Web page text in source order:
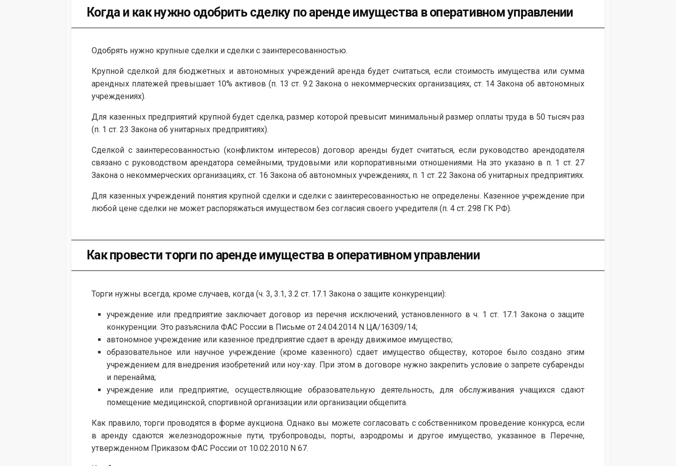
Когда и как нужно одобрить сделку по аренде имущества в оперативном управлении
Одобрять нужно крупные сделки и сделки с заинтересованностью.
Крупной сделкой для бюджетных и автономных учреждений аренда будет считаться, если стоимость имущества или сумма
арендных платежей превышает 10% активов (п. 13 ст. 9.2 Закона о некоммерческих организациях, ст. 14 Закона об автономных
учреждениях).
Для казенных предприятий крупной будет сделка, размер которой превысит минимальный размер оплаты труда в 50 тысяч раз
(п. 1 ст. 23 Закона об унитарных предприятиях).
Сделкой с заинтересованностью (конфликтом интересов) договор аренды будет считаться, если руководство арендодателя
связано с руководством арендатора семейными, трудовыми или корпоративными отношениями. На это указано в п. 1 ст. 27
Закона о некоммерческих организациях, ст. 16 Закона об автономных учреждениях, п. 1 ст. 22 Закона об унитарных предприятиях.
Для казенных учреждений понятия крупной сделки и сделки с заинтересованностью не определены. Казенное учреждение при
любой цене сделки не может распоряжаться имуществом без согласия своего учредителя (п. 4 ст. 298 ГК РФ).
Как провести торги по аренде имущества в оперативном управлении
Торги нужны всегда, кроме случаев, когда (ч. 3, 3.1, 3.2 ст. 17.1 Закона о защите конкуренции):
учреждение или предприятие заключает договор из перечня исключений, установленного в ч. 1 ст. 17.1 Закона о защите
конкуренции. Это разъяснила ФАС России в Письме от 24.04.2014 N ЦА/16309/14;
автономное учреждение или казенное предприятие сдает в аренду движимое имущество;
образовательное или научное учреждение (кроме казенного) сдает имущество обществу, которое было создано этим
учреждением для внедрения изобретений или ноу-хау. При этом в договоре нужно закрепить условие о запрете субаренды
и перенайма;
учреждение или предприятие, осуществляющие образовательную деятельность, для обслуживания учащихся сдают
помещение медицинской, спортивной организации или организации общепита.
Как правило, торги проводятся в форме аукциона. Однако вы можете согласовать с собственником проведение конкурса, если
в аренду сдаются железнодорожные пути, трубопроводы, порты, аэродромы и другое имущество, указанное в Перечне,
утвержденном Приказом ФАС России от 10.02.2010 N 67.